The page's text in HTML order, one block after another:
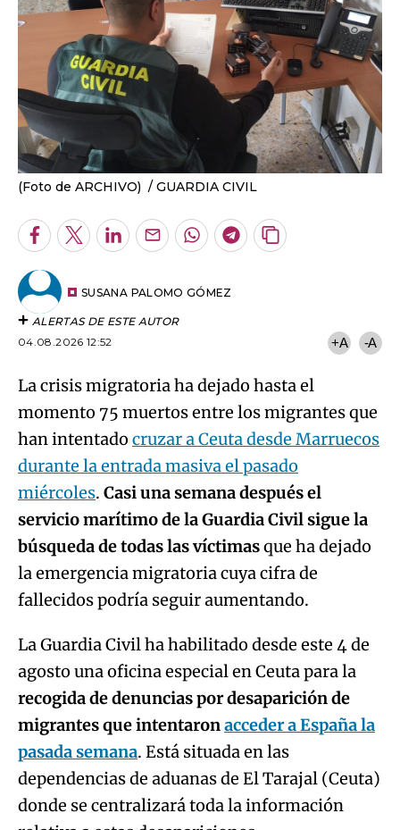
(Foto de ARCHIVO) GUARDIA CIVIL
Facebook
TwitterLinkedInEnviarWhatsapp
Telegram
Copiar
SUSANA PALOMO GÓMEZ
ALERTAS DE ESTE AUTOR
04.08.2026 12:52
+A -A
La crisis migratoria ha dejado hasta el
momento 75 muertos entre los migrantes que
han intentado cruzar a Ceuta desde Marruecos
durante la entrada masiva el pasado
miércoles. Casi una semana después el
servicio marítimo de la Guardia Civil sigue la
búsqueda de todas las víctimasque ha dejado
la emergencia migratoria cuya cifra de
fallecidos podría seguir aumentando.
La Guardia Civil ha habilitado desde este 4 de
agosto una oficina especial en Ceuta para la
recogida de denuncias por desaparición de
migrantes que intentaronacceder a España la
pasada semana. Está situada en las
dependencias de aduanas de El Tarajal (Ceuta)
donde se centralizará toda la información